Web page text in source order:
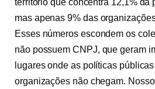
território que concentra 12,1% da
mas apenas 9% das
Esses números escondem os
não possuem CNPJ, que geram
lugares onde as políticas
organizações não chegam.